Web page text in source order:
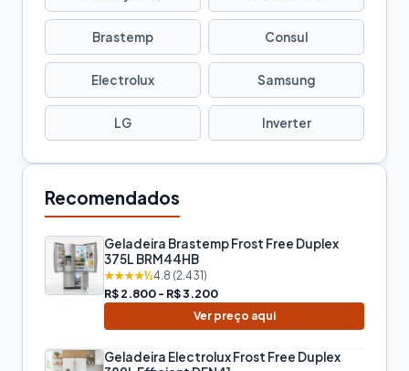
Brastemp Consul
Electrolux Samsung
LG Inverter
Recomendados
Geladeira Brastemp Frost Free Duplex
375L BRM44HB
★★★★½4.8 (2.431)
R$ 2.800 - R$ 3.200
Ver preço aqui
Geladeira Electrolux Frost Free Duplex